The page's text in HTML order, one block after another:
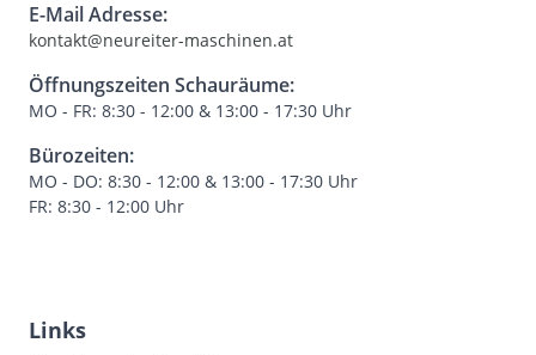
E-Mail Adresse:
kontakt@neureiter-maschinen.at
Öffnungszeiten Schauräume:
MO - FR: 8:30 - 12:00 & 13:00 - 17:30 Uhr
Bürozeiten:
MO - DO: 8:30 - 12:00 & 13:00 - 17:30 Uhr
FR: 8:30 - 12:00 Uhr
Links